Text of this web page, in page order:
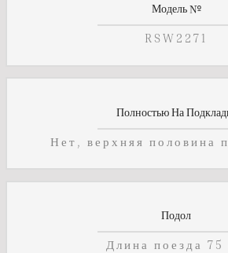
Модель №
RSW2271
Полностью На
Нет, верхняя половина
Подол
Длина поезда 75